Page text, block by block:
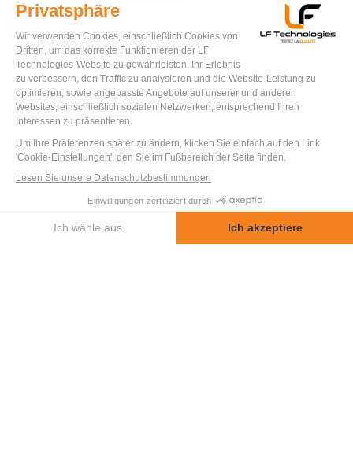
REISSBÄNDER
Reißende Gurte sind Sicherheitselemente, die einen
Aufprall über eine lange Distanz dämpfen. Die
Dämpfung wird durch das Reißen (Trennung von
zwei aneinander genähten Gurten) gesteuert, das
die Reißkraft, die die Energie des Aufpralls
absorbiert. Diese Gurte werden insbesondere für den
Höhenarbeiten oder zur Befestigung von
Auffangnetzen für Fahrzeuge verwendet.